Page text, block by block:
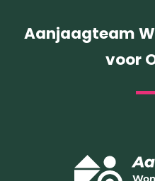
Aanjaagteam
voor